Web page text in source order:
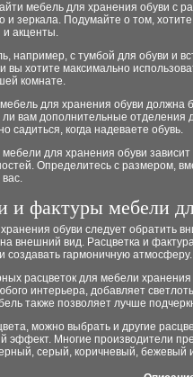
мебель для хранения обуви с
и зеркала. Подумайте о том,
акценты.
например, с тумбой для обуви и
хотите максимально
комнате.
мебель для хранения обуви должна
вам дополнительные отделения
садиться, когда надеваете обувь.
мебели для хранения обуви
Определитесь с размером,
и фактуры мебели
обуви следует обратить
внешний вид. Расцветка и
создавать гармоничную атмосферу.
расцветок для мебели хранения
интерьера, добавляет
также позволяет лучше
можно выбрать и другие
эффект. Многие производители
серый, коричневый, бежевый